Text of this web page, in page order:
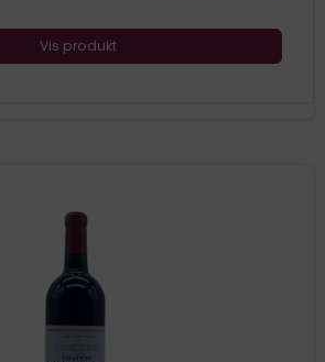
Vis produkt